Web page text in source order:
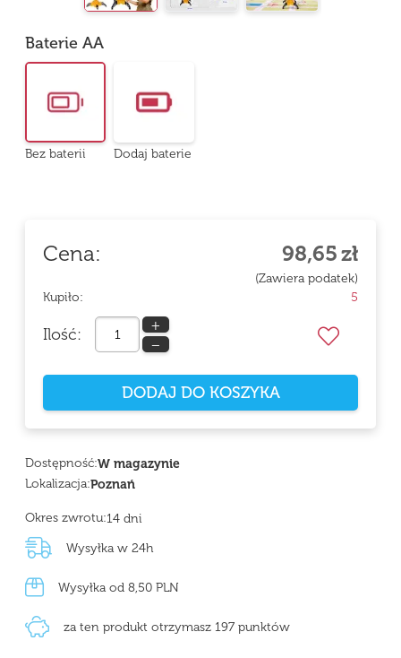
Baterie AA
Bez baterii Dodaj baterie
Cena: 98,65zł
(Zawiera podatek)
Kupiło:
5
Ilość:
+
−
DODAJ DO KOSZYKA
Dostępność:W magazynie
Lokalizacja:Poznań
Okres zwrotu:14 dni
za ten produkt otrzymasz 197 punktów
Wysyłka w 24h
Wysyłka od 8,50 PLN